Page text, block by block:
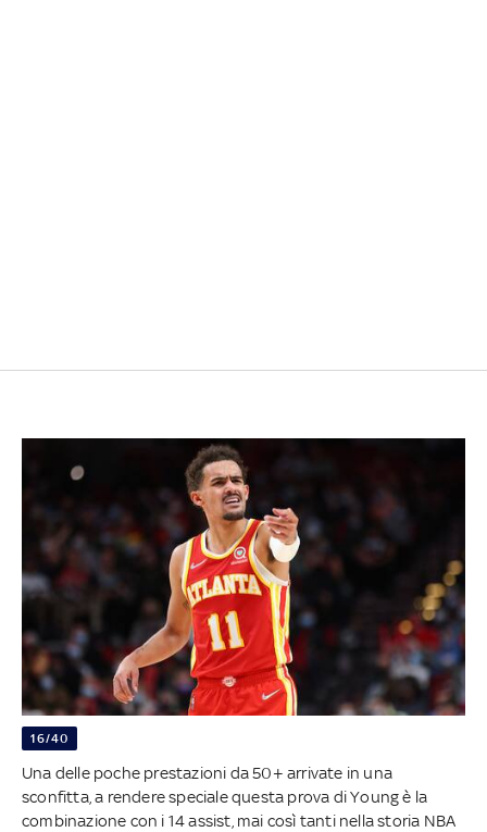
16/40
Una delle poche prestazioni da 50+ arrivate in una
sconfitta, a rendere speciale questa prova di Young è la
combinazione con i 14 assist, mai così tanti nella storia NBA